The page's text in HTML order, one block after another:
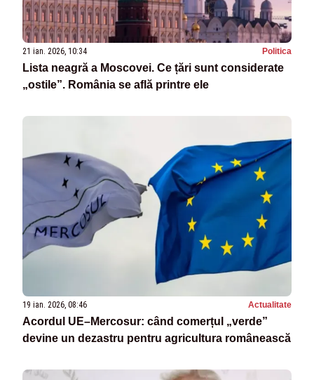
21 ian. 2026, 10:34 Politica
Lista neagră a Moscovei. Ce țări sunt considerate
„ostile”. România se află printre ele
19 ian. 2026, 08:46 Actualitate
Acordul UE–Mercosur: când comerțul „verde”
devine un dezastru pentru agricultura românească